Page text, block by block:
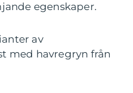
egenskaper.
av
med havregryn från